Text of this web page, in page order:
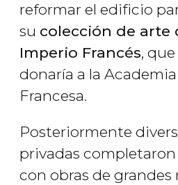
reformar el edificio
su colección de arte
Imperio Francés,
donaría a la
Francesa.
Posteriormente
privadas
con obras de grandes